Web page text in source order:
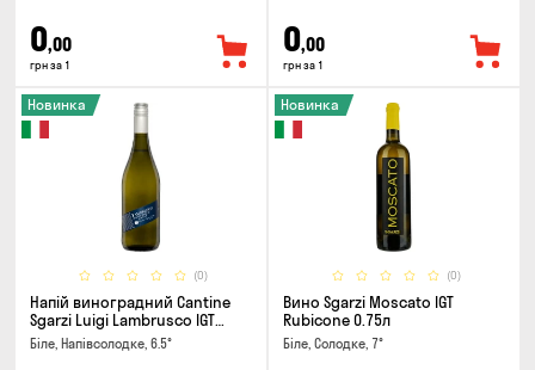
0,00
грн за 1
0,00
грн за 1
(0)
Новинка
Напій виноградний Cantine
Sgarzi Luigi Lambrusco IGT
Emilia Bianca Frizziante 0.75л
Біле, Напівсолодке, 6.5°
(0)
Новинка
Вино Sgarzi Moscato IGT
Rubicone 0.75л
Біле, Солодке, 7°